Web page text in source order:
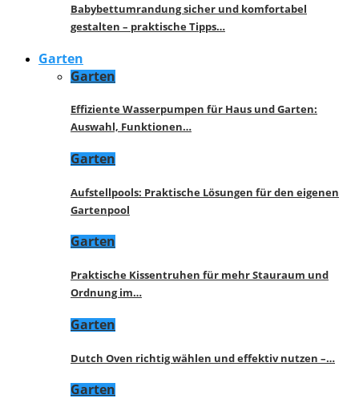
Babybettumrandung sicher und komfortabel
gestalten – praktische Tipps…
Garten
Garten
Effiziente Wasserpumpen für Haus und Garten:
Auswahl, Funktionen…
Garten
Aufstellpools: Praktische Lösungen für den eigenen
Gartenpool
Garten
Praktische Kissentruhen für mehr Stauraum und
Ordnung im…
Garten
Dutch Oven richtig wählen und effektiv nutzen –…
Garten